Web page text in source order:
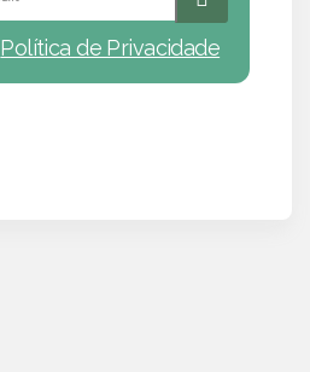
Política de Privacidade